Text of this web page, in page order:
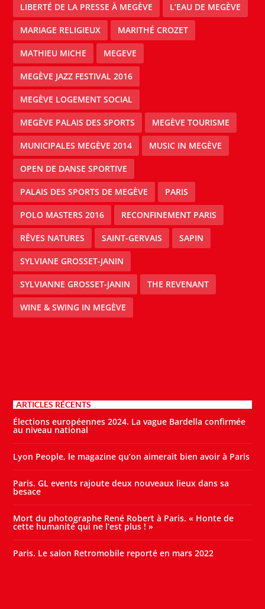
LIBERTÉ DE LA PRESSE À MEGÈVE L’EAU DE MEGÈVE
MARIAGE RELIGIEUX MARITHÉ CROZET
MATHIEU MICHE MEGEVE
MEGÈVE JAZZ FESTIVAL 2016
MEGÈVE LOGEMENT SOCIAL
MEGÈVE PALAIS DES SPORTS MEGÈVE TOURISME
MUNICIPALES MEGÈVE 2014 MUSIC IN MEGÈVE
OPEN DE DANSE SPORTIVE
PALAIS DES SPORTS DE MEGÈVE PARIS
POLO MASTERS 2016 RECONFINEMENT PARIS
RÊVES NATURES SAINT-GERVAIS SAPIN
SYLVIANE GROSSET-JANIN
SYLVIANNE GROSSET-JANIN THE REVENANT
WINE & SWING IN MEGÈVE
ARTICLES RÉCENTS
Élections européennes 2024. La vague Bardella confirmée
au niveau national
Lyon People, le magazine qu’on aimerait bien avoir à Paris
Paris. GL events rajoute deux nouveaux lieux dans sa
besace
Mort du photographe René Robert à Paris. « Honte de
cette humanité qui ne l’est plus ! »
Paris. Le salon Retromobile reporté en mars 2022